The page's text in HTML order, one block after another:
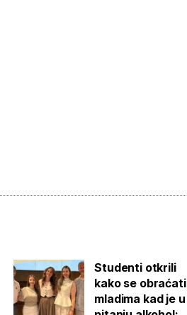
Studenti otkrili
kako se obraćati
mladima kad je u